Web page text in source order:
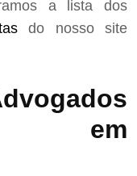
a lista dos
do nosso site
em